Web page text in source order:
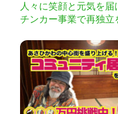
人々に笑顔と元気を届
チンカー事業で再独立
りたい！